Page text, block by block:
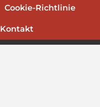
Cookie-Richtlinie
Kontakt